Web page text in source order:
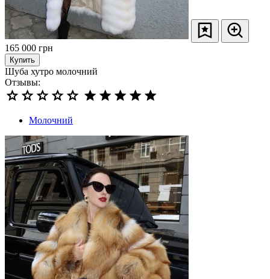
165 000 грн
Купить
Шуба хутро молочний
Отзывы:
Молочний